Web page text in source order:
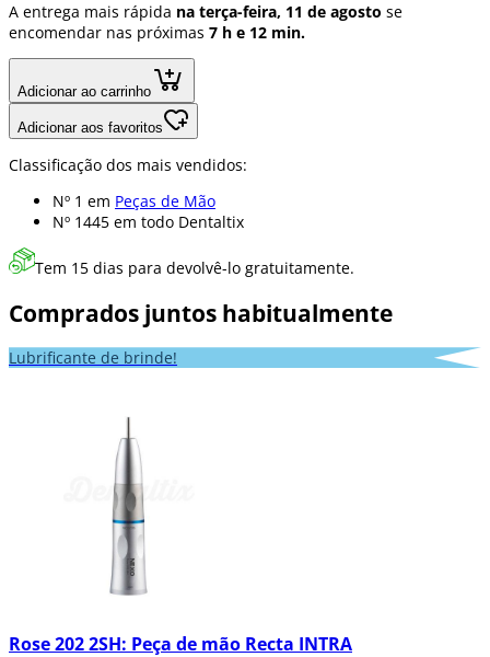
A entrega mais rápida na terça-feira, 11 de agosto se
encomendar nas próximas 7 h e 12 min.
Adicionar ao carrinho
Adicionar aos favoritos
Classificação dos mais vendidos:
Nº 1 em Peças de Mão
Nº 1445 em todo Dentaltix
Tem 15 dias para devolvê-lo gratuitamente.
Comprados juntos habitualmente
Lubrificante de brinde!
Rose 202 2SH: Peça de mão Recta INTRA